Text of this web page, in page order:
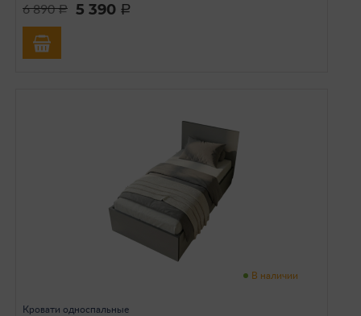
6 890a 5 390 a
В наличии
Кровати односпальные